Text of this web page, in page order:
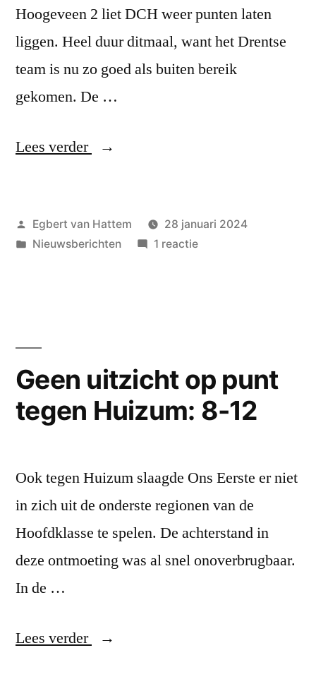
Hoogeveen 2 liet DCH weer punten laten
liggen. Heel duur ditmaal, want het Drentse
team is nu zo goed als buiten bereik
gekomen. De …
Lees verder
“Gemiste
voor
Geplaatst
door
Egbert van Hattem
28 januari 2024
Geplaatst
Nieuwsberichten 1 reactieop
Geen uitzicht op punt
tegen Huizum: 8-12
Ook tegen Huizum slaagde Ons Eerste er niet
in zich uit de onderste regionen van de
Hoofdklasse te spelen. De achterstand in
deze ontmoeting was al snel onoverbrugbaar.
In de …
Lees verder
“Geen